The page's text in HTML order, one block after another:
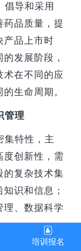
倡导和采用
药品质量，提
产品上市时
发展阶段，
术在不同的应
生命周期。
管理
集特性，主
度创新性，需
的复杂技术集
识和信息；
理、数据科学
组织学习能
培训报名